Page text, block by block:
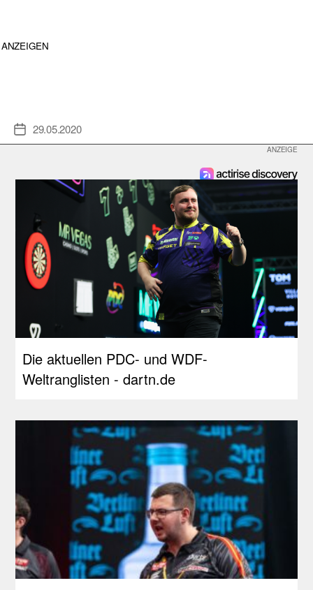
ANZEIGEN
Veröffentlichungsdatum
29.05.2020
Die aktuellen PDC- und WDF-
Weltranglisten - dartn.de